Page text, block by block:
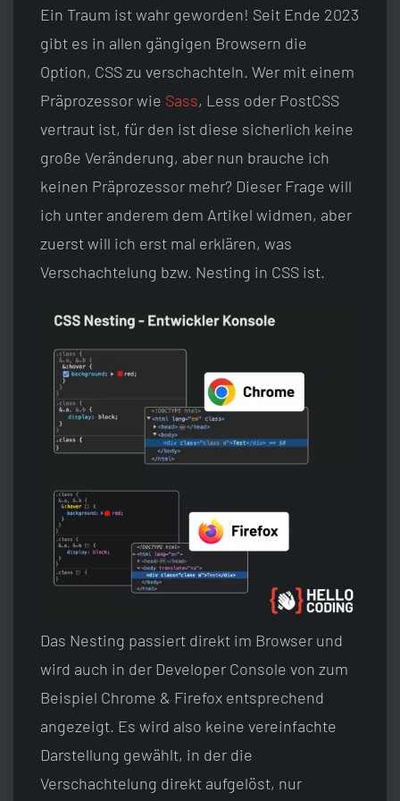
Ein Traum ist wahr geworden! Seit Ende 2023
gibt es in allen gängigen Browsern die
Option, CSS zu verschachteln. Wer mit einem
Präprozessor wie Sass, Less oder PostCSS
vertraut ist, für den ist diese sicherlich keine
große Veränderung, aber nun brauche ich
keinen Präprozessor mehr? Dieser Frage will
ich unter anderem dem Artikel widmen, aber
zuerst will ich erst mal erklären, was
Verschachtelung bzw. Nesting in CSS ist.
Das Nesting passiert direkt im Browser und
wird auch in der Developer Console von zum
Beispiel Chrome & Firefox entsprechend
angezeigt. Es wird also keine vereinfachte
Darstellung gewählt, in der die
Verschachtelung direkt aufgelöst, nur